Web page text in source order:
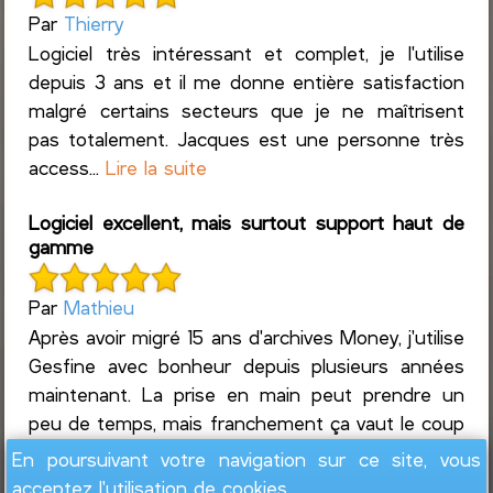
Par Thierry
Logiciel très intéressant et complet, je l'utilise
depuis 3 ans et il me donne entière satisfaction
malgré certains secteurs que je ne maîtrisent
pas totalement. Jacques est une personne très
access...Lire la suite
Logiciel excellent, mais surtout support haut de
gamme
ParMathieu
Après avoir migré 15 ans d'archives Money, j'utilise
Gesfine avec bonheur depuis plusieurs années
maintenant. La prise en main peut prendre un
peu de temps, mais franchement ça vaut le coup
de s...Lire la suite
En poursuivant votre navigation sur ce site, vous
acceptez l'utilisation de cookies.